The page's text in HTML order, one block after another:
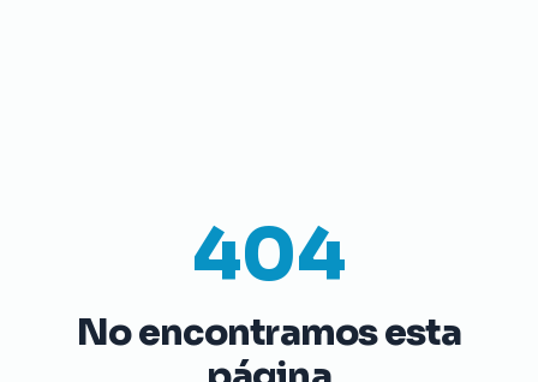
404
No encontramos esta